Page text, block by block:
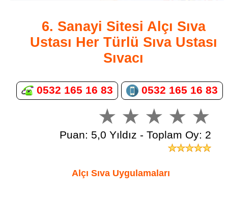
6. Sanayi Sitesi Alçı Sıva
Ustası Her Türlü Sıva Ustası
Sıvacı
0532 165 16 83 0532 165 16 83
Puan: 5,0 Yıldız - Toplam Oy: 2
Alçı Sıva Uygulamaları